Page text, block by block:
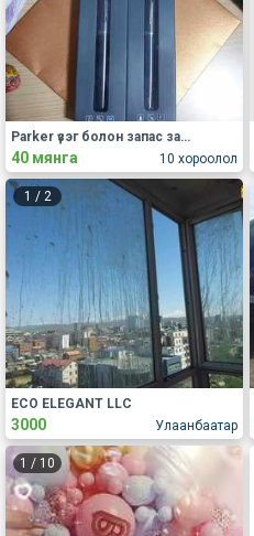
10 хороолол
Parker үзэг болон запас зарна.
40 мянга
1 / 2
Улаанбаатар
ECO ELEGANT LLC
3000
1 / 10